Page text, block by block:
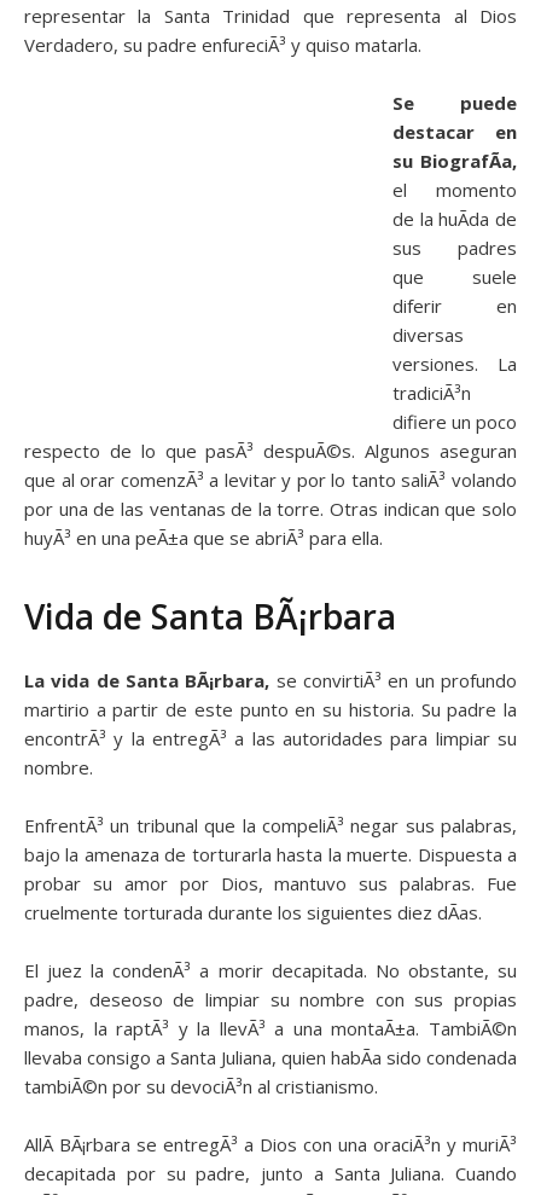
representar la Santa Trinidad que representa al Dios
Verdadero, su padre enfureciÃ³ y quiso matarla.
Se puede
destacar en
su BiografÃ­a,
el momento
de la huÃ­da de
sus padres
que suele
diferir en
diversas
versiones. La
tradiciÃ³n
difiere un poco
respecto de lo que pasÃ³ despuÃ©s. Algunos aseguran
que al orar comenzÃ³ a levitar y por lo tanto saliÃ³ volando
por una de las ventanas de la torre. Otras indican que solo
huyÃ³ en una peÃ±a que se abriÃ³ para ella.
Vida de Santa BÃ¡rbara
La vida de Santa BÃ¡rbara, se convirtiÃ³ en un profundo
martirio a partir de este punto en su historia. Su padre la
encontrÃ³ y la entregÃ³ a las autoridades para limpiar su
nombre.
EnfrentÃ³ un tribunal que la compeliÃ³ negar sus palabras,
bajo la amenaza de torturarla hasta la muerte. Dispuesta a
probar su amor por Dios, mantuvo sus palabras. Fue
cruelmente torturada durante los siguientes diez dÃ­as.
El juez la condenÃ³ a morir decapitada. No obstante, su
padre, deseoso de limpiar su nombre con sus propias
manos, la raptÃ³ y la llevÃ³ a una montaÃ±a. TambiÃ©n
llevaba consigo a Santa Juliana, quien habÃ­a sido condenada
tambiÃ©n por su devociÃ³n al cristianismo.
AllÃ­ BÃ¡rbara se entregÃ³ a Dios con una oraciÃ³n y muriÃ³
decapitada por su padre, junto a Santa Juliana. Cuando